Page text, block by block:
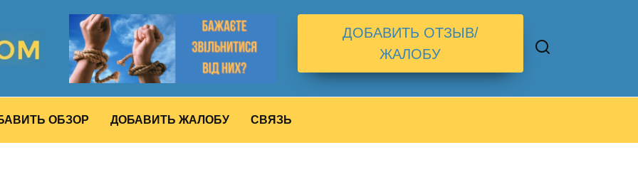
ДОБАВИТЬ ОТЗЫВ/
ЖАЛОБУ
ОБЗОР ДОБАВИТЬ ЖАЛОБУ СВЯЗЬ